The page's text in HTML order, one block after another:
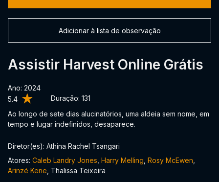
5.4 Duração: 131
Assistir Harvest Online Grátis
Ano: 2024
Ao longo de sete dias alucinatórios, uma aldeia sem nome, em
tempo e lugar indefinidos, desaparece.
Adicionar à lista de observação
Diretor(es): Athina Rachel Tsangari
Atores: Caleb Landry Jones Harry Melling Rosy McEwen
Arinzé Kene , Thalissa Teixeira